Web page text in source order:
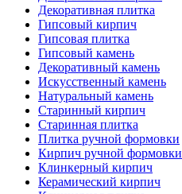
Декоративная плитка
Гипсовый кирпич
Гипсовая плитка
Гипсовый камень
Декоративный камень
Искусственный камень
Натуральный камень
Старинный кирпич
Старинная плитка
Плитка ручной формовки
Кирпич ручной формовки
Клинкерный кирпич
Керамический кирпич